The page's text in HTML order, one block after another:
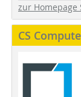
zur
CS